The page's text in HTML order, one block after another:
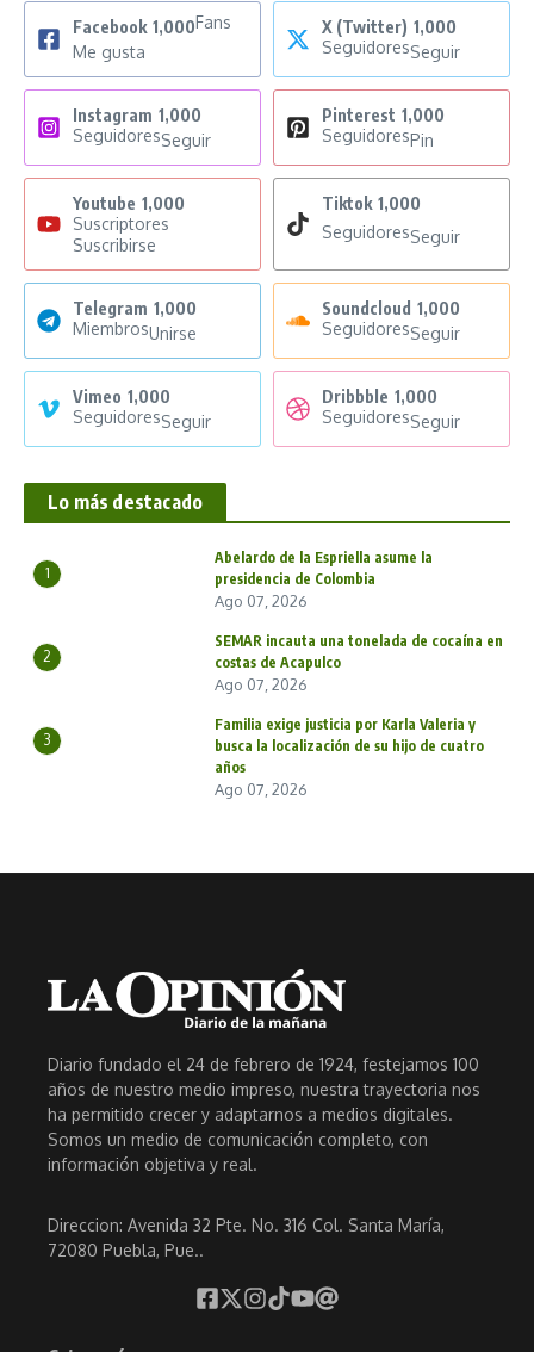
Facebook 1,000Fans
Me gusta
X (Twitter) 1,000
SeguidoresSeguir
Instagram 1,000
SeguidoresSeguir
Pinterest 1,000
SeguidoresPin
Youtube 1,000
Suscriptores
Suscribirse
Tiktok 1,000
SeguidoresSeguir
Telegram 1,000
MiembrosUnirse
Soundcloud 1,000
SeguidoresSeguir
Vimeo 1,000
SeguidoresSeguir
Dribbble 1,000
SeguidoresSeguir
Lo más destacado
1
Abelardo de la Espriella asume la
presidencia de Colombia
Ago 07, 2026
2
SEMAR incauta una tonelada de cocaína en
costas de Acapulco
Ago 07, 2026
3
Familia exige justicia por Karla Valeria y
busca la localización de su hijo de cuatro
años
Ago 07, 2026
Diario fundado el 24 de febrero de 1924, festejamos 100
años de nuestro medio impreso, nuestra trayectoria nos
ha permitido crecer y adaptarnos a medios digitales.
Somos un medio de comunicación completo, con
información objetiva y real.
Direccion: Avenida 32 Pte. No. 316 Col. Santa María,
72080 Puebla, Pue..